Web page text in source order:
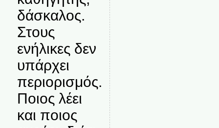
δάσκαλος.
Στους
ενήλικες δεν
υπάρχει
περιορισμός.
Ποιος λέει
και ποιος